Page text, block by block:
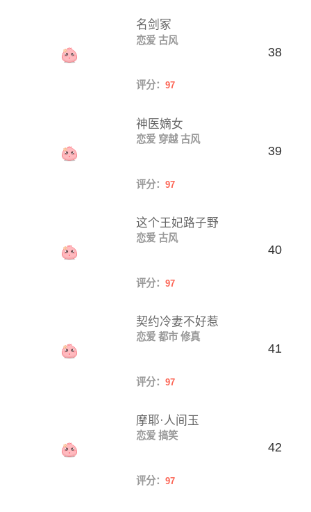
名剑冢
恋爱 古风
评分： 97
38
神医嫡女
恋爱 穿越 古风
评分： 97
39
这个王妃路子野
恋爱 古风
评分： 97
40
契约冷妻不好惹
恋爱 都市 修真
评分： 97
41
摩耶·人间玉
恋爱 搞笑
评分： 97
42